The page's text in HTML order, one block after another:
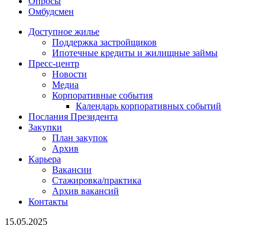
Омбудсмен
Доступное жилье
Поддержка застройщиков
Ипотечные кредиты и жилищные займы
Пресс-центр
Новости
Медиа
Корпоративные события
Календарь корпоративных событий
Послания Президента
Закупки
План закупок
Архив
Карьера
Вакансии
Стажировка/практика
Архив вакансий
Контакты
15.05.2025